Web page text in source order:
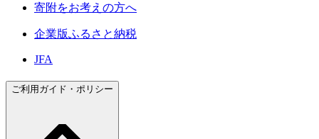
寄附をお考えの方へ
企業版ふるさと納税
JFA
ご利用ガイド・ポリシー